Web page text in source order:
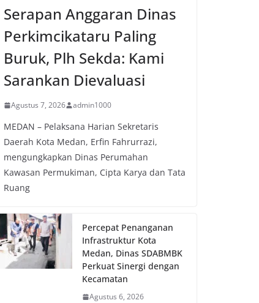
Serapan Anggaran Dinas
Perkimcikataru Paling
Buruk, Plh Sekda: Kami
Sarankan Dievaluasi
Agustus 7, 2026 admin1000
MEDAN – Pelaksana Harian Sekretaris
Daerah Kota Medan, Erfin Fahrurrazi,
mengungkapkan Dinas Perumahan
Kawasan Permukiman, Cipta Karya dan Tata
Ruang
Percepat Penanganan
Infrastruktur Kota
Medan, Dinas SDABMBK
Perkuat Sinergi dengan
Kecamatan
Agustus 6, 2026